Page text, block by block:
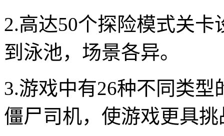
2.高达50个探险模式关
到泳池，场景各异。
3.游戏中有26种不同类
僵尸司机，使游戏更具挑